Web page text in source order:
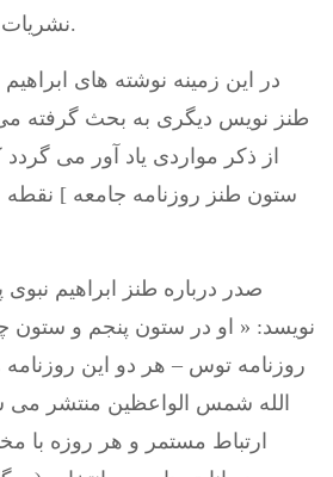
نشریات که خود طنز نویسانند.
در این زمینه نوشته های
طنز نویس دیگری به بحث گرفته
از ذکر مواردی یاد آور می
ستون طنز روزنامه جامعه ]
صدر درباره طنز ابراهيم
نويسد: « او در ستون پنجم و ستون
روزنامه توس – هر دو این
الله شمس الواعظین منتشر می
ارتباط مستمر و هر روزه با